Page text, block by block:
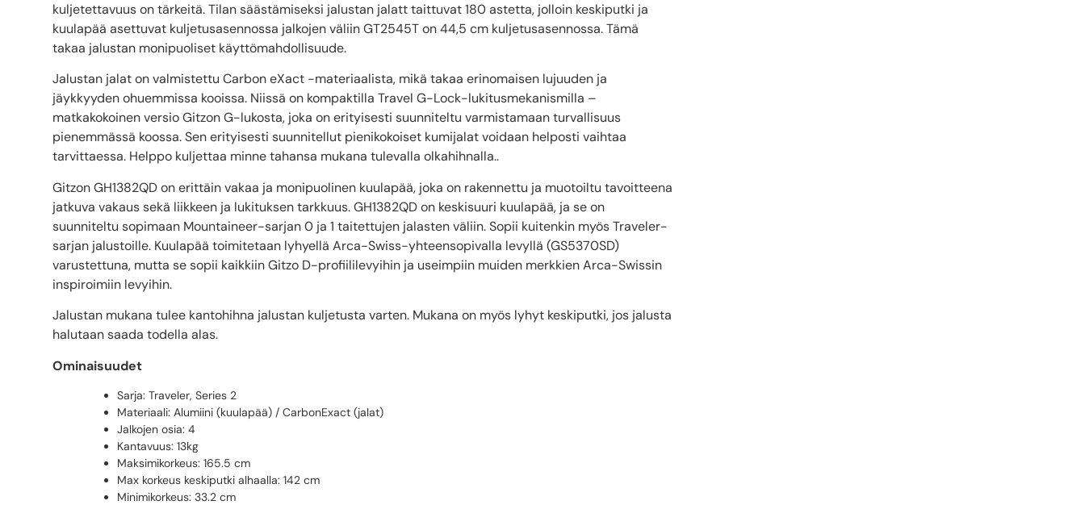
kuljetettavuus on tärkeitä. Tilan säästämiseksi jalustan jalatt taittuvat 180 astetta, jolloin keskiputki ja
kuulapää asettuvat kuljetusasennossa jalkojen väliin GT2545T on 44,5 cm kuljetusasennossa. Tämä
takaa jalustan monipuoliset käyttömahdollisuude.
Jalustan jalat on valmistettu Carbon eXact -materiaalista, mikä takaa erinomaisen lujuuden ja
jäykkyyden ohuemmissa kooissa. Niissä on kompaktilla Travel G-Lock-lukitusmekanismilla –
matkakokoinen versio Gitzon G-lukosta, joka on erityisesti suunniteltu varmistamaan turvallisuus
pienemmässä koossa. Sen erityisesti suunnitellut pienikokoiset kumijalat voidaan helposti vaihtaa
tarvittaessa. Helppo kuljettaa minne tahansa mukana tulevalla olkahihnalla..
Gitzon GH1382QD on erittäin vakaa ja monipuolinen kuulapää, joka on rakennettu ja muotoiltu tavoitteena
jatkuva vakaus sekä liikkeen ja lukituksen tarkkuus. GH1382QD on keskisuuri kuulapää, ja se on
suunniteltu sopimaan Mountaineer-sarjan 0 ja 1 taitettujen jalasten väliin. Sopii kuitenkin myös Traveler-
sarjan jalustoille. Kuulapää toimitetaan lyhyellä Arca-Swiss-yhteensopivalla levyllä (GS5370SD)
varustettuna, mutta se sopii kaikkiin Gitzo D-profiililevyihin ja useimpiin muiden merkkien Arca-Swissin
inspiroimiin levyihin.
Jalustan mukana tulee kantohihna jalustan kuljetusta varten. Mukana on myös lyhyt keskiputki, jos jalusta
halutaan saada todella alas.
Ominaisuudet
Sarja: Traveler, Series 2
Materiaali: Alumiini (kuulapää) / CarbonExact (jalat)
Jalkojen osia: 4
Kantavuus: 13kg
Maksimikorkeus: 165.5 cm
Max korkeus keskiputki alhaalla: 142 cm
Minimikorkeus: 33.2 cm